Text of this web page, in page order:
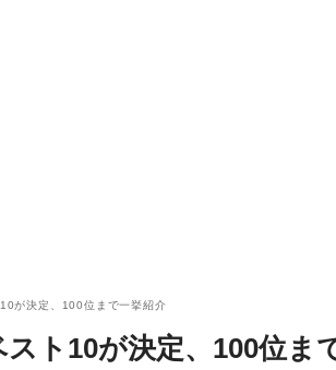
が決定、100位まで一挙紹介
ト10が決定、100位ま